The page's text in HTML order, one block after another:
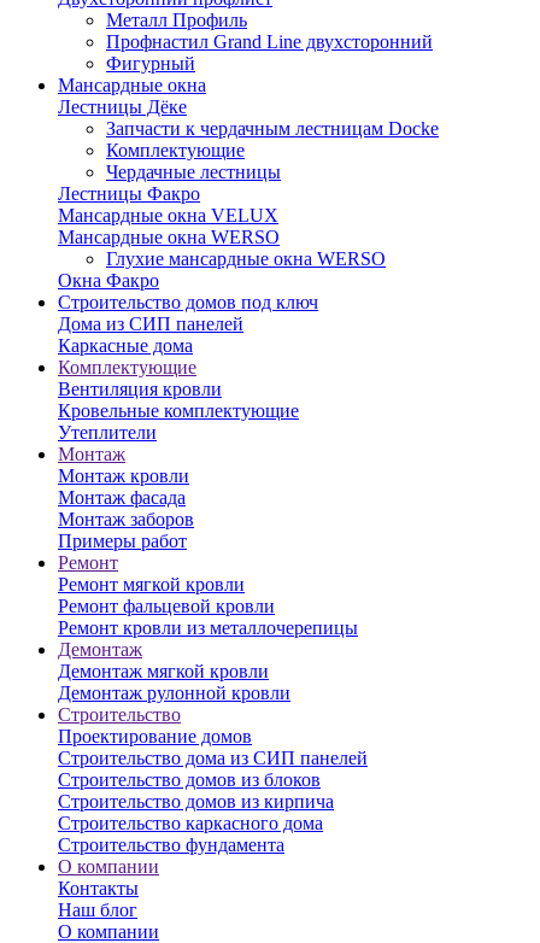
Металл Профиль
Профнастил Grand Line двухсторонний
Фигурный
Мансардные окна
Лестницы Дёке
Запчасти к чердачным лестницам Docke
Комплектующие
Чердачные лестницы
Лестницы Факро
Мансардные окна VELUX
Мансардные окна WERSO
Глухие мансардные окна WERSO
Окна Факро
Строительство домов под ключ
Дома из СИП панелей
Каркасные дома
Комплектующие
Вентиляция кровли
Кровельные комплектующие
Утеплители
Монтаж
Монтаж кровли
Монтаж фасада
Монтаж заборов
Примеры работ
Ремонт
Ремонт мягкой кровли
Ремонт фальцевой кровли
Ремонт кровли из металлочерепицы
Демонтаж
Демонтаж мягкой кровли
Демонтаж рулонной кровли
Строительство
Проектирование домов
Строительство дома из СИП панелей
Строительство домов из блоков
Строительство домов из кирпича
Строительство каркасного дома
Строительство фундамента
О компании
Контакты
Наш блог
О компании